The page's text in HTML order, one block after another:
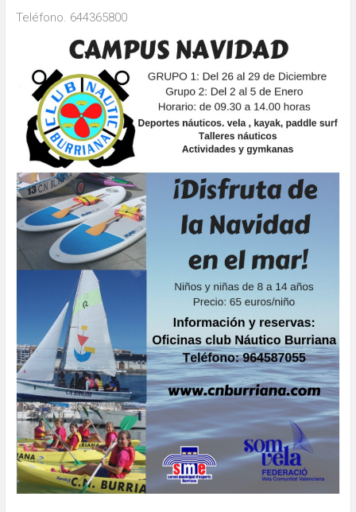
Teléfono. 644365800